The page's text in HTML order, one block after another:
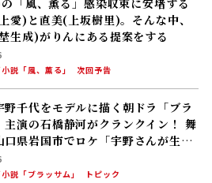
「風、薫る」感染収束に安堵する
愛)と直美(上坂樹里)。そんな中、
生成)がりんにある提案をする
説「風、薫る」
次回予告
野千代をモデルに描く朝ドラ「ブラ
主演の石橋静河がクランクイン！ 舞
口県岩国市でロケ「宇野さんが生ま
故郷の岩国で、改めて深呼吸して幸
ています」26年度後期放送
説「ブラッサム」
トピック